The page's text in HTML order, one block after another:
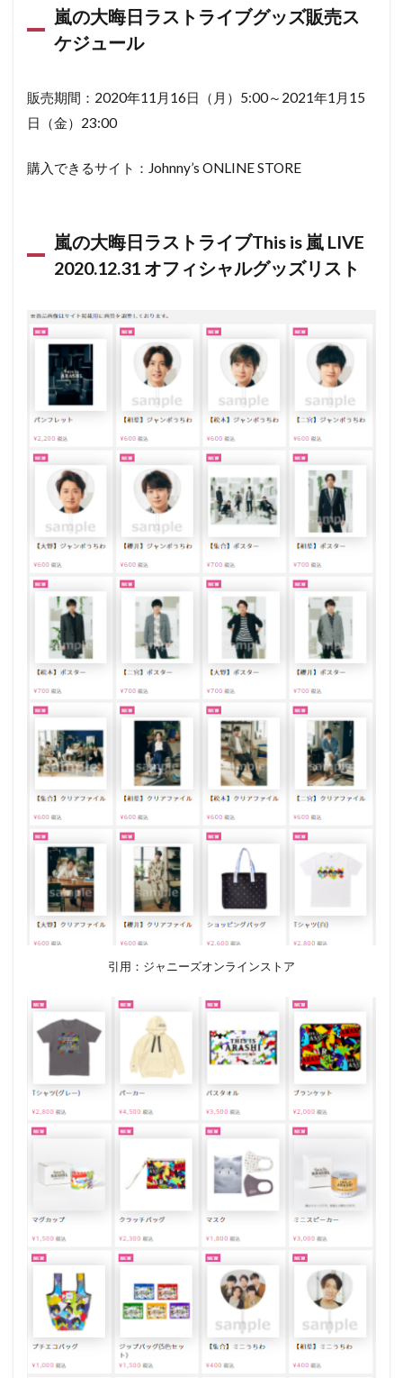
嵐の大晦日ラストライブグッズ販売ス
ケジュール
販売期間：2020年11月16日（月）5:00～2021年1月15
日（金）23:00
購入できるサイト：Johnny’s ONLINE STORE
嵐の大晦日ラストライブThis is 嵐 LIVE
2020.12.31 オフィシャルグッズリスト
引用：ジャニーズオンラインストア